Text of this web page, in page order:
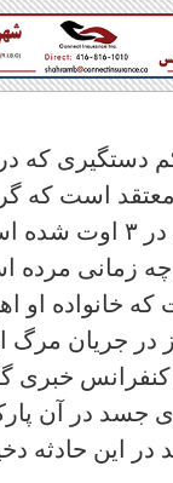
دستگیری که در
است که
مرگ قربانی در
زمانی مرده
که خانواده او
در جریان مرگ
خبری
جسد در آن
این حادثه